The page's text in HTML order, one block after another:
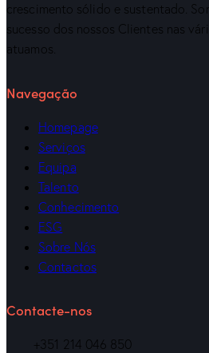
crescimento sólido e sustentado.
sucesso dos nossos Clientes nas
atuamos.
Navegação
Homepage
Serviços
Equipa
Talento
Conhecimento
ESG
Sobre Nós
Contactos
Contacte-nos
+351 214 046 850